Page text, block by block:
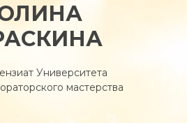
Университета
мастерства